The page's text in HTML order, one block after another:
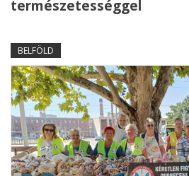
természetességgel
BELFÖLD